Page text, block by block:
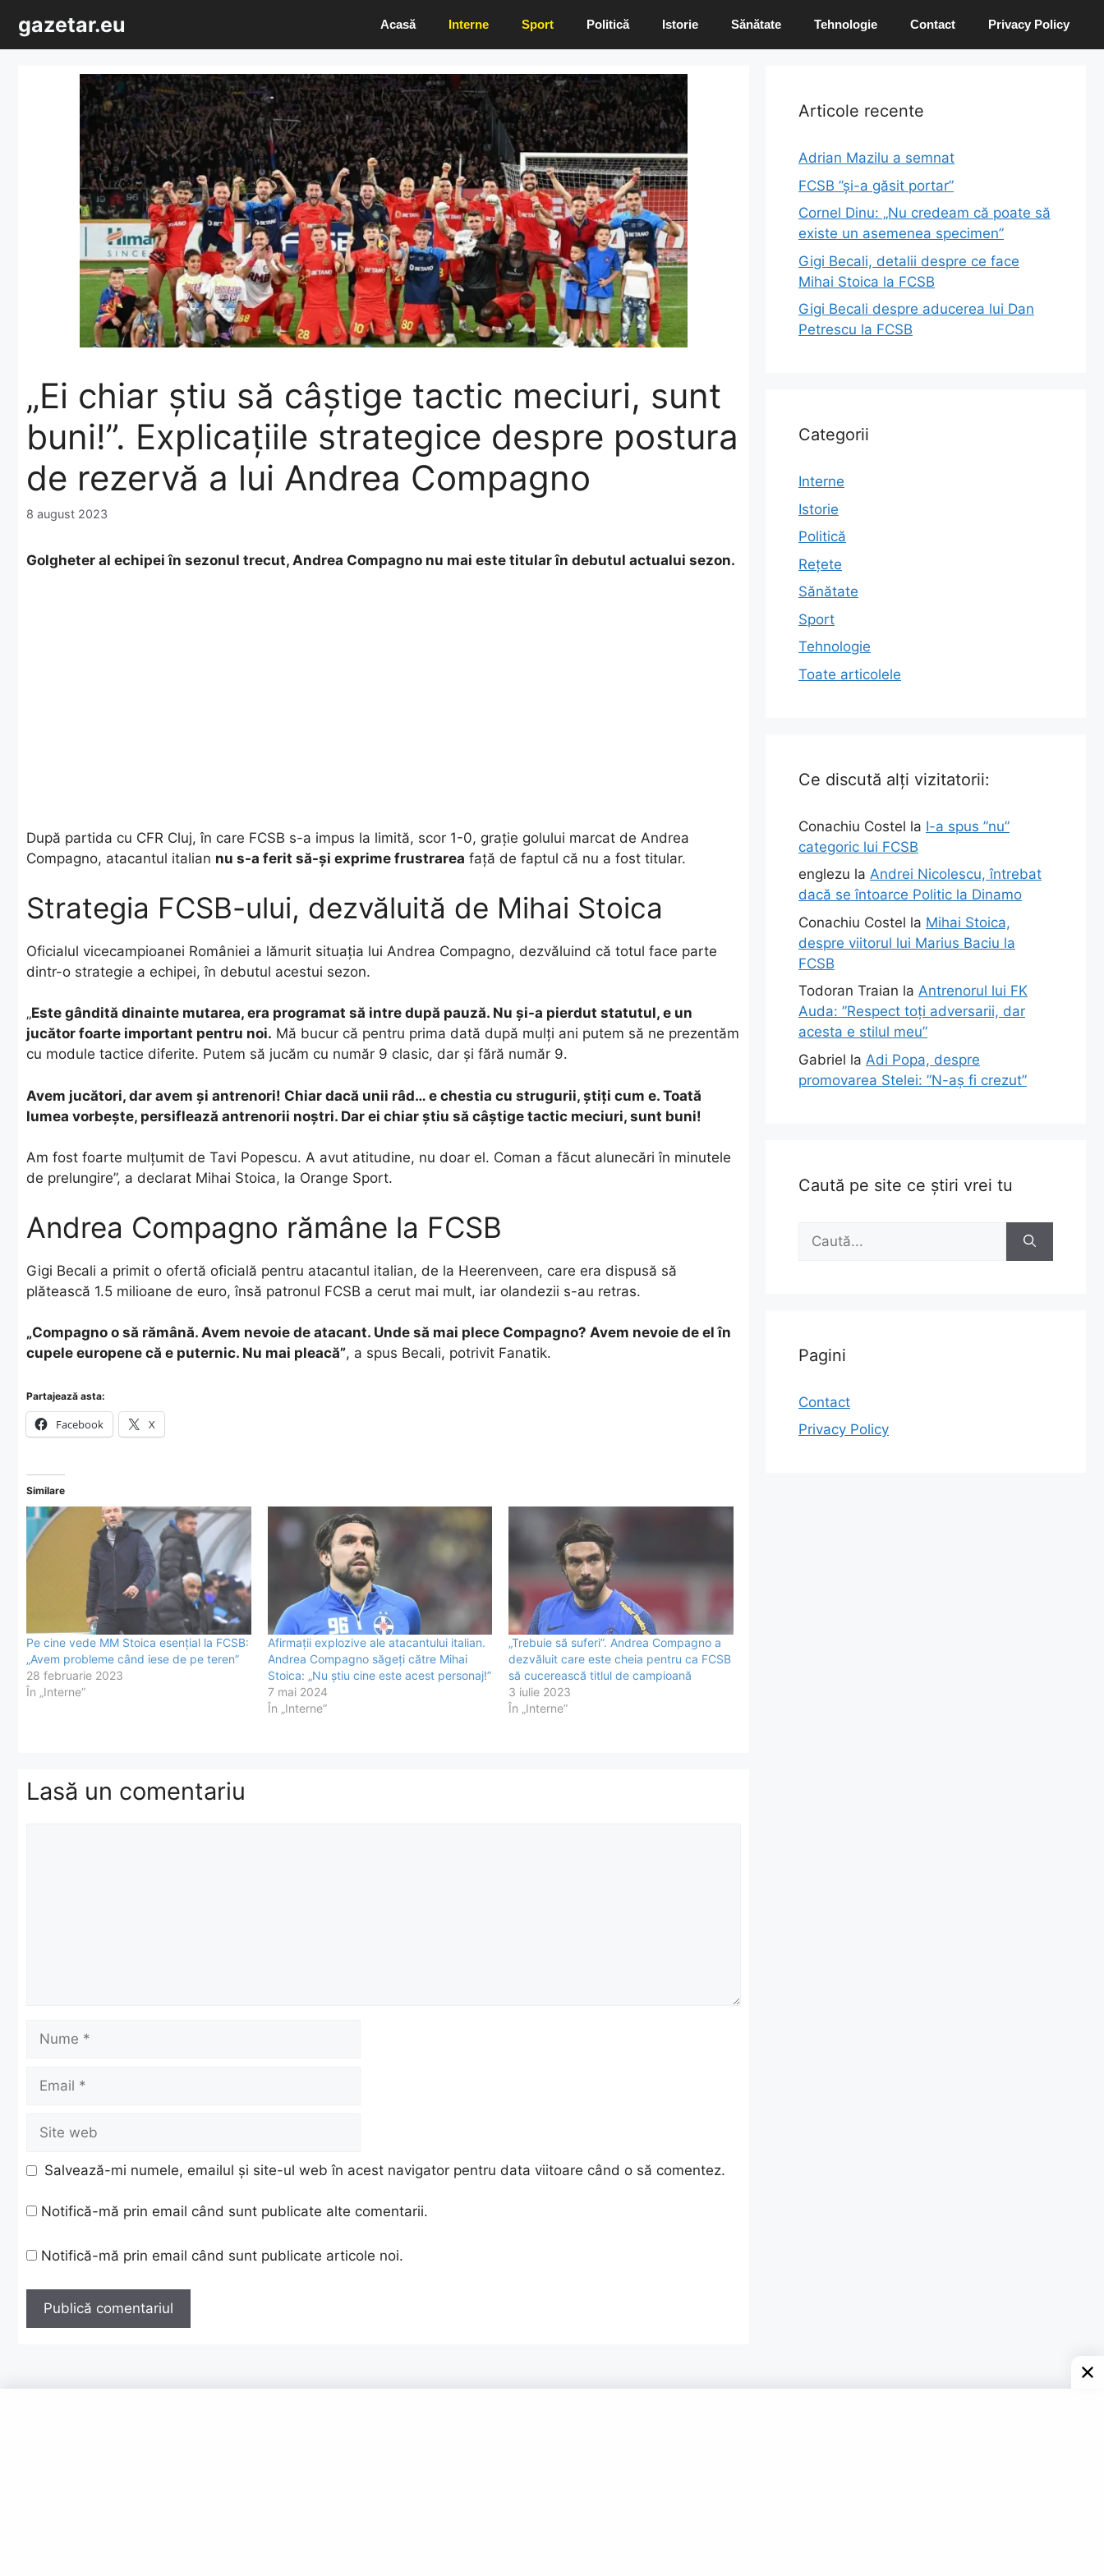
conținut
gazetar.eu Acasă Interne Sport Politică Istorie Sănătate Tehnologie Contact Privacy Policy
„Ei chiar știu să câștige tactic meciuri, sunt
buni!”. Explicațiile strategice despre postura
de rezervă a lui Andrea Compagno
8 august 2023
Golgheter al echipei în sezonul trecut, Andrea Compagno nu mai este titular în debutul actualui sezon.
După partida cu CFR Cluj, în care FCSB s-a impus la limită, scor 1-0, grație golului marcat de Andrea
Compagno, atacantul italian nu s-a ferit să-și exprime frustrarea față de faptul că nu a fost titular.
Strategia FCSB-ului, dezvăluită de Mihai Stoica
Oficialul vicecampioanei României a lămurit situația lui Andrea Compagno, dezvăluind că totul face parte
dintr-o strategie a echipei, în debutul acestui sezon.
„Este gândită dinainte mutarea, era programat să intre după pauză. Nu și-a pierdut statutul, e un
jucător foarte important pentru noi. Mă bucur că pentru prima dată după mulți ani putem să ne prezentăm
cu module tactice diferite. Putem să jucăm cu număr 9 clasic, dar și fără număr 9.
Avem jucători, dar avem și antrenori! Chiar dacă unii râd… e chestia cu strugurii, știți cum e. Toată
lumea vorbește, persiflează antrenorii noștri. Dar ei chiar știu să câștige tactic meciuri, sunt buni!
Am fost foarte mulțumit de Tavi Popescu. A avut atitudine, nu doar el. Coman a făcut alunecări în minutele
de prelungire”, a declarat Mihai Stoica, la Orange Sport.
Andrea Compagno rămâne la FCSB
Gigi Becali a primit o ofertă oficială pentru atacantul italian, de la Heerenveen, care era dispusă să
plătească 1.5 milioane de euro, însă patronul FCSB a cerut mai mult, iar olandezii s-au retras.
„Compagno o să rămână. Avem nevoie de atacant. Unde să mai plece Compagno? Avem nevoie de el în
cupele europene că e puternic. Nu mai pleacă”, a spus Becali, potrivit Fanatik.
Partajează asta:
Facebook X
Similare
Pe cine vede MM Stoica esențial la FCSB:
„Avem probleme când iese de pe teren”
28 februarie 2023
În „Interne”
Afirmaţii explozive ale atacantului italian.
Andrea Compagno săgeți către Mihai
Stoica: „Nu ştiu cine este acest personaj!”
7 mai 2024
În „Interne”
„Trebuie să suferi”. Andrea Compagno a
dezvăluit care este cheia pentru ca FCSB
să cucerească titlul de campioană
3 iulie 2023
În „Interne”
Lasă un comentariu
web
Salvează-mi numele, emailul și site-ul web în acest navigator pentru data viitoare când o să comentez.
Notifică-mă prin email când sunt publicate alte comentarii.
Notifică-mă prin email când sunt publicate articole noi.
Articole recente
Adrian Mazilu a semnat
FCSB ”și-a găsit portar”
Cornel Dinu: „Nu credeam că poate să
existe un asemenea specimen”
Gigi Becali, detalii despre ce face
Mihai Stoica la FCSB
Gigi Becali despre aducerea lui Dan
Petrescu la FCSB
Categorii
Interne
Istorie
Politică
Rețete
Sănătate
Sport
Tehnologie
Toate articolele
Ce discută alți vizitatorii:
Conachiu Costel la I-a spus ”nu”
categoric lui FCSB
englezu la Andrei Nicolescu, întrebat
dacă se întoarce Politic la Dinamo
Conachiu Costel la Mihai Stoica,
despre viitorul lui Marius Baciu la
FCSB
Todoran Traian la Antrenorul lui FK
Auda: ”Respect toți adversarii, dar
acesta e stilul meu”
Gabriel la Adi Popa, despre
promovarea Stelei: ”N-aș fi crezut”
Caută pe site ce știri vrei tu
după:
Pagini
Contact
Privacy Policy